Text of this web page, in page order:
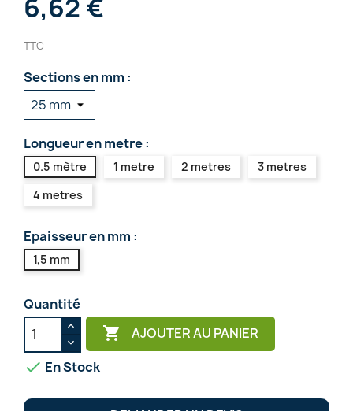
6,62 €
TTC
Sections en mm :
Longueur en metre :
0.5 mètre 1 metre 2 metres
3 metres
4 metres
Epaisseur en mm :
1,5 mm
Quantité
 AJOUTER AU PANIER
 En Stock